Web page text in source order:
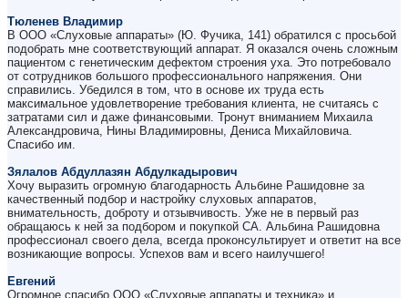
Тюленев Владимир
В ООО «Слуховые аппараты» (Ю. Фучика, 141) обратился с просьбой
подобрать мне соответствующий аппарат. Я оказался очень сложным
пациентом с генетическим дефектом строения уха. Это потребовало
от сотрудников большого профессионального напряжения. Они
справились. Убедился в том, что в основе их труда есть
максимальное удовлетворение требования клиента, не считаясь с
затратами сил и даже финансовыми. Тронут вниманием Михаила
Александровича, Нины Владимировны, Дениса Михайловича.
Спасибо им.
Зялалов Абдуллазян Абдулкадырович
Хочу выразить огромную благодарность Альбине Рашидовне за
качественный подбор и настройку слуховых аппаратов,
внимательность, доброту и отзывчивость. Уже не в первый раз
обращаюсь к ней за подбором и покупкой СА. Альбина Рашидовна
профессионал своего дела, всегда проконсультирует и ответит на все
возникающие вопросы. Успехов вам и всего наилучшего!
Евгений
Огромное спасибо ООО «Слуховые аппараты и техника» и